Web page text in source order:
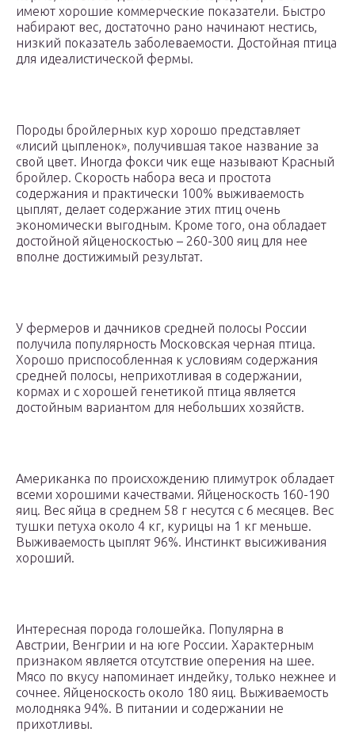
имеют хорошие коммерческие показатели. Быстро
набирают вес, достаточно рано начинают нестись,
низкий показатель заболеваемости. Достойная птица
для идеалистической фермы.
Породы бройлерных кур хорошо представляет
«лисий цыпленок», получившая такое название за
свой цвет. Иногда фокси чик еще называют Красный
бройлер. Скорость набора веса и простота
содержания и практически 100% выживаемость
цыплят, делает содержание этих птиц очень
экономически выгодным. Кроме того, она обладает
достойной яйценоскостью – 260-300 яиц для нее
вполне достижимый результат.
У фермеров и дачников средней полосы России
получила популярность Московская черная птица.
Хорошо приспособленная к условиям содержания
средней полосы, неприхотливая в содержании,
кормах и с хорошей генетикой птица является
достойным вариантом для небольших хозяйств.
Американка по происхождению плимутрок обладает
всеми хорошими качествами. Яйценоскость 160-190
яиц. Вес яйца в среднем 58 г несутся с 6 месяцев. Вес
тушки петуха около 4 кг, курицы на 1 кг меньше.
Выживаемость цыплят 96%. Инстинкт высиживания
хороший.
Интересная порода голошейка. Популярна в
Австрии, Венгрии и на юге России. Характерным
признаком является отсутствие оперения на шее.
Мясо по вкусу напоминает индейку, только нежнее и
сочнее. Яйценоскость около 180 яиц. Выживаемость
молодняка 94%. В питании и содержании не
прихотливы.